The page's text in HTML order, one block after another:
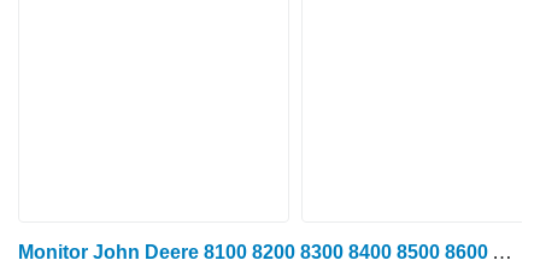
Monitor John Deere 8100 8200 8300 8400 8500 8600 Anduriga detektori metallidetektor tüübi jaoks ratastraktori John Deere 8100 8200